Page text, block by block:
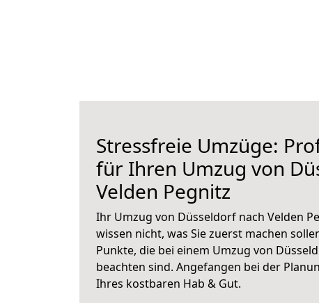
Stressfreie Umzüge:
für Ihren Umzug von
Velden Pegnitz
Ihr Umzug von Düsseldorf nach Velden
wissen nicht, was Sie zuerst machen
Punkte, die bei einem Umzug von
beachten sind. Angefangen bei der
Ihres kostbaren Hab & Gut.